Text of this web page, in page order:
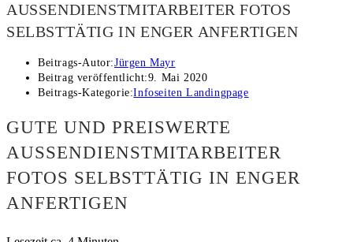
AUSSENDIENSTMITARBEITER FOTOS S
ELBSTTÄTIG IN ENGER ANFERTIGEN
Beitrags-Autor:Jürgen Mayr
Beitrag veröffentlicht:9. Mai 2020
Beitrags-Kategorie:Infoseiten Landingpage
GUTE UND PREISWERTE
AUSSENDIENSTMITARBEITER F
OTOS SELBSTTÄTIG IN ENGER A
NFERTIGEN